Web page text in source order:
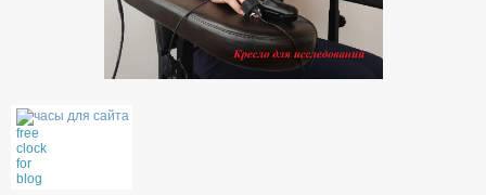
часы для сайта